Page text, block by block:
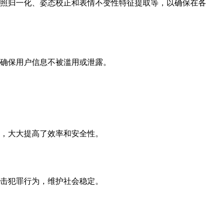
归一化、姿态校正和表情不变性特征提取等，以确保在各
用户信息不被滥用或泄露。
大提高了效率和安全性。
罪行为，维护社会稳定。